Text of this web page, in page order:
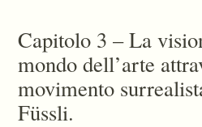
Capitolo 3 – La
mondo dell’arte
movimento
Füssli.